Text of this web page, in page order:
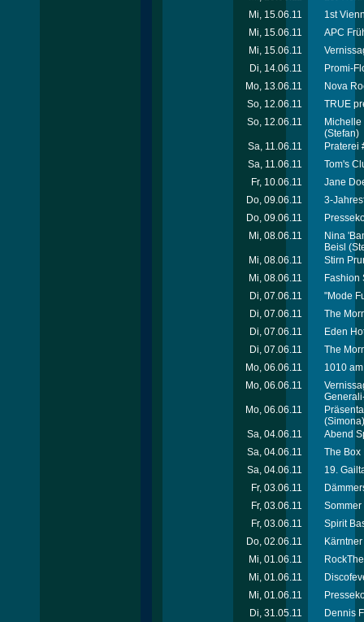
Mi, 15.06.11
1st
Mi, 15.06.11
APC
Mi, 15.06.11
Di, 14.06.11
Promi-
Mo, 13.06.11
Nova
So, 12.06.11
TRUE
So, 12.06.11
(Stefan)
Sa, 11.06.11
Praterei
Sa, 11.06.11
Tom's
Fr, 10.06.11
Jane
Do, 09.06.11
3-
Do, 09.06.11
Mi, 08.06.11
Nina
Beisl
Mi, 08.06.11
Stirn
Mi, 08.06.11
Fashion
Di, 07.06.11
"Mode
Di, 07.06.11
The
Di, 07.06.11
Eden
Di, 07.06.11
The
Mo, 06.06.11
1010
Mo, 06.06.11
Mo, 06.06.11
(Simona)
Sa, 04.06.11
Abend
Sa, 04.06.11
The Box
Sa, 04.06.11
19.
Fr, 03.06.11
Fr, 03.06.11
Sommer
Fr, 03.06.11
Spirit
Do, 02.06.11
Mi, 01.06.11
Mi, 01.06.11
Mi, 01.06.11
Di, 31.05.11
Dennis